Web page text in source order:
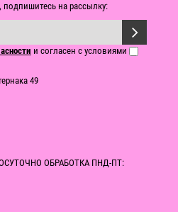
подпишитесь на рассылку:
и согласен с условиями
49
ОБРАБОТКА ПНД-ПТ: